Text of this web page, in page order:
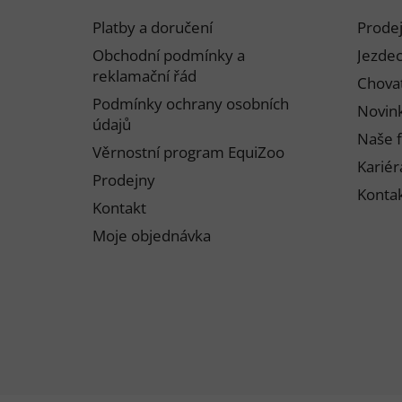
Platby a doručení
Obchodní podmínky a
reklamační řád
Podmínky ochrany osobních
údajů
Věrnostní program EquiZoo
Prodejny
Kontakt
Moje objednávka
Naše